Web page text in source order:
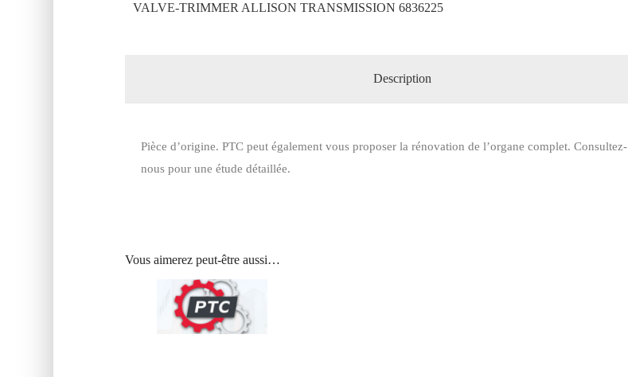
VALVE-TRIMMER ALLISON TRANSMISSION 6836225
Description
Pièce d’origine. PTC peut également vous proposer la rénovation de l’organe complet. Consultez-
nous pour une étude détaillée.
Vous aimerez peut-être aussi…